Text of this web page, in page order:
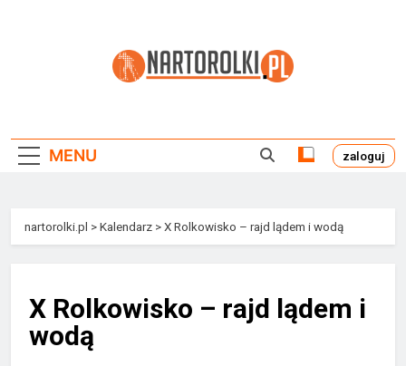
MENU zaloguj
nartorolki.pl >Kalendarz >X Rolkowisko – rajd lądem i wodą
X Rolkowisko – rajd lądem i
wodą